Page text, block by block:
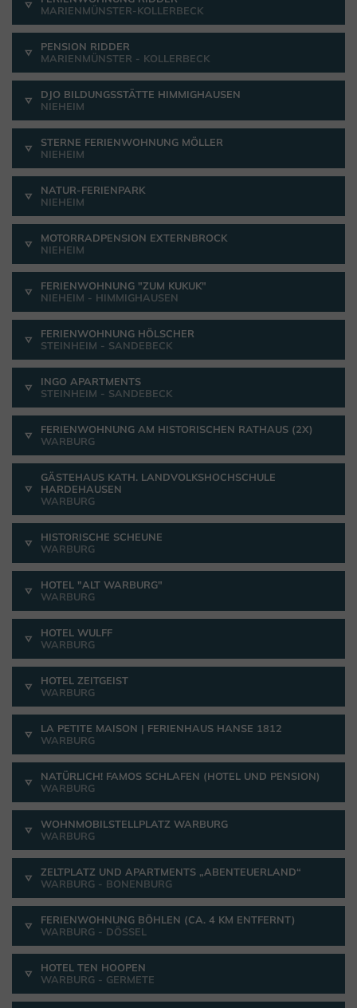
MARIENMÜNSTER-KOLLERBECK
PENSION RIDDER
MARIENMÜNSTER - KOLLERBECK
DJO BILDUNGSSTÄTTE HIMMIGHAUSEN
NIEHEIM
STERNE FERIENWOHNUNG MÖLLER
NIEHEIM
NATUR-FERIENPARK
NIEHEIM
MOTORRADPENSION EXTERNBROCK
NIEHEIM
FERIENWOHNUNG "ZUM KUKUK"
NIEHEIM - HIMMIGHAUSEN
FERIENWOHNUNG HÖLSCHER
STEINHEIM - SANDEBECK
INGO APARTMENTS
STEINHEIM - SANDEBECK
FERIENWOHNUNG AM HISTORISCHEN RATHAUS (2X)
WARBURG
GÄSTEHAUS KATH. LANDVOLKSHOCHSCHULE
HARDEHAUSEN
WARBURG
HISTORISCHE SCHEUNE
WARBURG
HOTEL "ALT WARBURG"
WARBURG
HOTEL WULFF
WARBURG
HOTEL ZEITGEIST
WARBURG
LA PETITE MAISON | FERIENHAUS HANSE 1812
WARBURG
NATÜRLICH! FAMOS SCHLAFEN (HOTEL UND PENSION)
WARBURG
WOHNMOBILSTELLPLATZ WARBURG
WARBURG
ZELTPLATZ UND APARTMENTS „ABENTEUERLAND“
WARBURG - BONENBURG
FERIENWOHNUNG BÖHLEN (CA. 4 KM ENTFERNT)
WARBURG - DÖSSEL
HOTEL TEN HOOPEN
WARBURG - GERMETE